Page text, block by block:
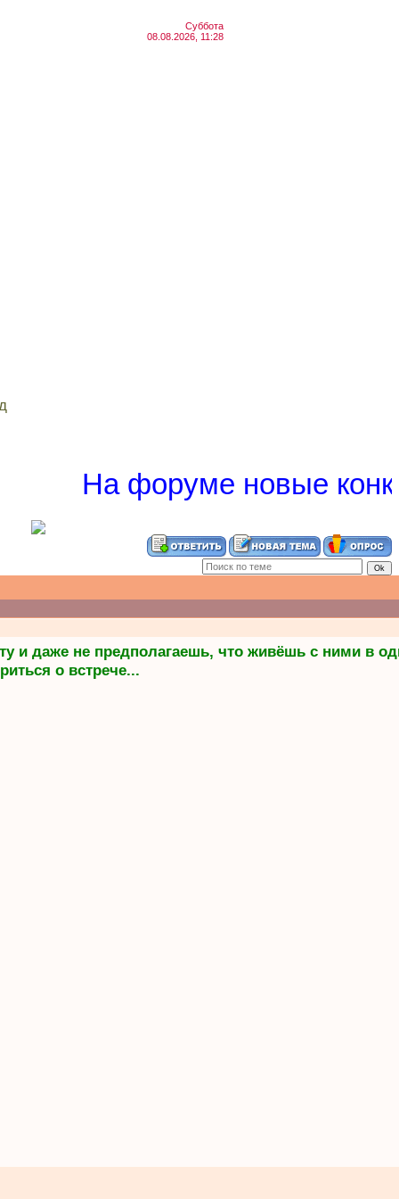
Суббота
08.08.2026, 11:28
На форуме новые
и даже не предполагаешь, что живёшь с ними в
о встрече...